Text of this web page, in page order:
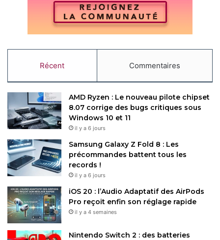
Récent Commentaires
AMD Ryzen : Le nouveau pilote chipset
8.07 corrige des bugs critiques sous
Windows 10 et 11
il y a 6 jours
Samsung Galaxy Z Fold 8 : Les
précommandes battent tous les
records !
il y a 6 jours
iOS 20 : l’Audio Adaptatif des AirPods
Pro reçoit enfin son réglage rapide
il y a 4 semaines
Nintendo Switch 2 : des batteries